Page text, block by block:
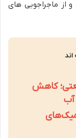
و از ماجراجویی های
اند
کاهش
آب